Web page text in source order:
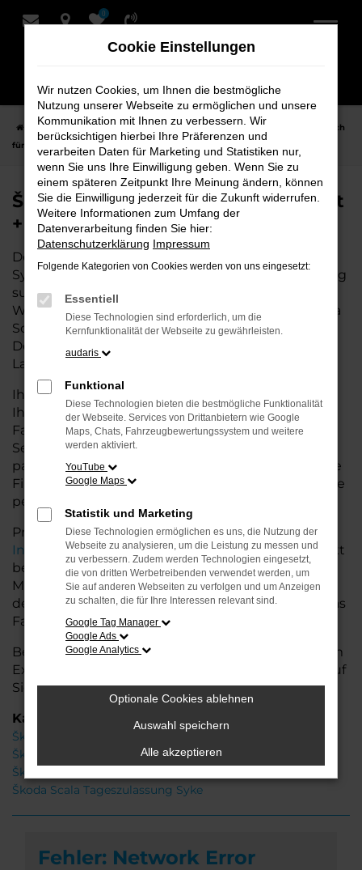
Zum
0
Startseite Syke Škoda
Škoda Scala Fahrzeuge bei Schmidt + Koch
für Syke
Škoda Scala Fahrzeuge bei Schmidt
+ Koch für Syke
Der Škoda Scala ist die perfekte Wahl für alle in
Syke, die ein zuverlässiges und modernes Fahrzeug
suchen. Ob für den täglichen Arbeitsweg,
Wochenendausflüge oder lange Reisen, der Škoda
Scala bietet Komfort, Effizienz und modernes
Design, das sowohl in der Stadt als auch auf dem
Land glänzt.
Ihr Škoda Autohaus in der Nähe von Syke bietet
Ihnen neben einer breiten Auswahl an Škoda
Fahrzeugen auch umfassende Beratung und
Service. Wir unterstützen Sie bei der Auswahl des
passenden Modells und bieten maßgeschneiderte
Finanzierungslösungen sowie Leasingoptionen, die
perfekt zu Ihrem Budget und Bedarf passen.
Profitieren Sie von zusätzlichen Services wie
Inzahlungnahme,Wartung und Reparaturendirekt
bei Ihrem Škoda Autohaus in der Nähe von Syke.
Mit unserer großen Auswahl an Fahrzeugen und
der professionellen Beratung finden Sie bei uns das
Fahrzeug, das Ihre Ansprüche erfüllt.
Besuchen Sie uns und lassen Sie sich von unserem
Expertenteam beraten – der Škoda Scala wartet auf
Sie!
Kategorie
Škoda Scala Syke
Škoda Scala Gebrauchtwagen Syke
Škoda Scala Neuwagen Syke
Škoda Scala Tageszulassung Syke
Fehler: Network Error
Cookie Einstellungen
Wir nutzen Cookies, um Ihnen die bestmögliche
Nutzung unserer Webseite zu ermöglichen und unsere
Kommunikation mit Ihnen zu verbessern. Wir
berücksichtigen hierbei Ihre Präferenzen und
verarbeiten Daten für Marketing und Statistiken nur,
wenn Sie uns Ihre Einwilligung geben. Wenn Sie zu
einem späteren Zeitpunkt Ihre Meinung ändern, können
Sie die Einwilligung jederzeit für die Zukunft widerrufen.
Weitere Informationen zum Umfang der
Datenverarbeitung finden Sie hier:
Datenschutzerklärung Impressum
Folgende Kategorien von Cookies werden von uns eingesetzt:
Essentiell
Diese Technologien sind erforderlich, um die
Kernfunktionalität der Webseite zu gewährleisten.
audaris
Funktional
Diese Technologien bieten die bestmögliche Funktionalität
der Webseite. Services von Drittanbietern wie Google
Maps, Chats, Fahrzeugbewertungssystem und weitere
werden aktiviert.
YouTube
Google Maps
Statistik und Marketing
Diese Technologien ermöglichen es uns, die Nutzung der
Webseite zu analysieren, um die Leistung zu messen und
zu verbessern. Zudem werden Technologien eingesetzt,
die von dritten Werbetreibenden verwendet werden, um
Sie auf anderen Webseiten zu verfolgen und um Anzeigen
zu schalten, die für Ihre Interessen relevant sind.
Google Tag Manager
Google Ads
Google Analytics
Optionale Cookies ablehnen
Auswahl speichern
Alle akzeptieren